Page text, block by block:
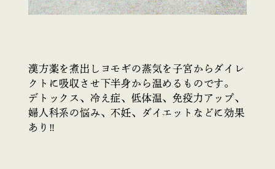
漢方薬を煮出しヨモギの蒸気を子宮からダイレ
クトに吸収させ下半身から温めるものです。
デトックス、冷え症、低体温、免疫力アップ、
婦人科系の悩み、不妊、ダイエットなどに効果
あり‼️